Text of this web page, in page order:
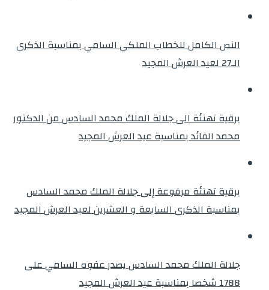
النص الكامل للخطاب الملكي السامي بمناسبة الذكرى
الـ27 لعيد العرش المجيد
برقية تهنئة الى جلالة الملك محمد السادس من الدكتور
محمد الفائد بمناسبة عيد العرش المجيد
برقية تهنئة مرفوعة إلى جلالة الملك محمد السادس
بمناسبة الذكرى السابعة و العشرين لعيد العرش المجيد
جلالة الملك محمد السادس يصدر عفوه السامي على
1788 شخصا بمناسبة عيد العرش المجيد